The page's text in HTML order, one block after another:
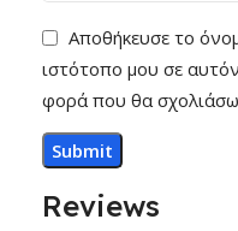
Reviews
Αποθήκευσε το
ιστότοπο μου σε
φορά που θα